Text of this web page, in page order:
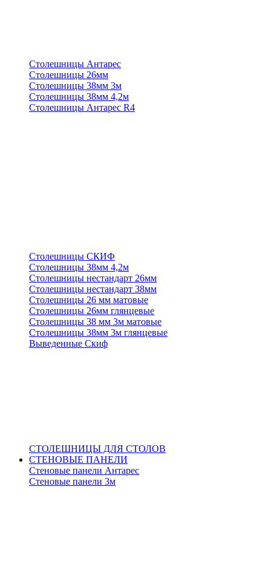
Столешницы Антарес
Столешницы 26мм
Столешницы 38мм 3м
Столешницы 38мм 4,2м
Столешницы Антарес R4
Столешницы СКИФ
Столешницы 38мм 4,2м
Столешницы нестандарт 26мм
Столешницы нестандарт 38мм
Столешницы 26 мм матовые
Столешницы 26мм глянцевые
Столешницы 38 мм 3м матовые
Столешницы 38мм 3м глянцевые
Выведенные Скиф
СТОЛЕШНИЦЫ ДЛЯ СТОЛОВ
СТЕНОВЫЕ ПАНЕЛИ
Стеновые панели Антарес
Стеновые панели 3м